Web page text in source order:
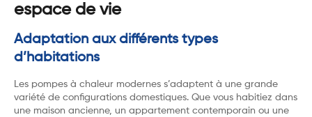
espace de vie
Adaptation aux différents types
d’habitations
Les pompes à chaleur modernes s’adaptent à une grande
variété de configurations domestiques. Que vous habitiez dans
une maison ancienne, un appartement contemporain ou une